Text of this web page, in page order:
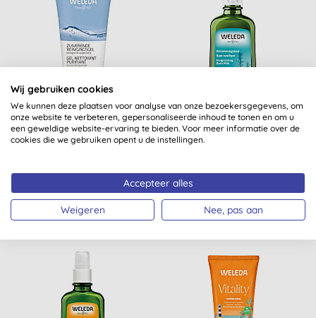
Weleda Zuiverende
Reinigingsgel
€ 12,99 KOPEN
Weleda Rozemarijn
Activeringsbad
€ 15,99 KOPEN
Wij gebruiken cookies
We kunnen deze plaatsen voor analyse van onze bezoekersgegevens, om
onze website te verbeteren, gepersonaliseerde inhoud te tonen en om u
een geweldige website-ervaring te bieden. Voor meer informatie over de
cookies die we gebruiken opent u de instellingen.
Accepteer alles
Weigeren Nee, pas aan